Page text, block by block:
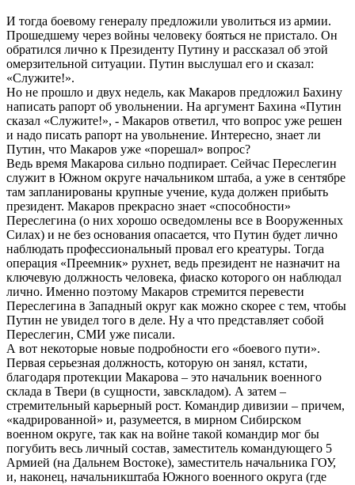
И тогда боевому генералу предложили уволиться из армии.
Прошедшему через войны человеку бояться не пристало. Он
обратился лично к Президенту Путину и рассказал об этой
омерзительной ситуации. Путин выслушал его и сказал:
«Служите!».
Но не прошло и двух недель, как Макаров предложил Бахину
написать рапорт об увольнении. На аргумент Бахина «Путин
сказал «Служите!», - Макаров ответил, что вопрос уже решен
и надо писать рапорт на увольнение. Интересно, знает ли
Путин, что Макаров уже «порешал» вопрос?
Ведь время Макарова сильно подпирает. Сейчас Переслегин
служит в Южном округе начальником штаба, а уже в сентябре
там запланированы крупные учение, куда должен прибыть
президент. Макаров прекрасно знает «способности»
Переслегина (о них хорошо осведомлены все в Вооруженных
Силах) и не без основания опасается, что Путин будет лично
наблюдать профессиональный провал его креатуры. Тогда
операция «Преемник» рухнет, ведь президент не назначит на
ключевую должность человека, фиаско которого он наблюдал
лично. Именно поэтому Макаров стремится перевести
Переслегина в Западный округ как можно скорее с тем, чтобы
Путин не увидел того в деле. Ну а что представляет собой
Переслегин, СМИ уже писали.
А вот некоторые новые подробности его «боевого пути».
Первая серьезная должность, которую он занял, кстати,
благодаря протекции Макарова – это начальник военного
склада в Твери (в сущности, завскладом). А затем –
стремительный карьерный рост. Командир дивизии – причем,
«кадрированной» и, разумеется, в мирном Сибирском
военном округе, так как на войне такой командир мог бы
погубить весь личный состав, заместитель командующего 5
Армией (на Дальнем Востоке), заместитель начальника ГОУ,
и, наконец, начальникштаба Южного военного округа (где